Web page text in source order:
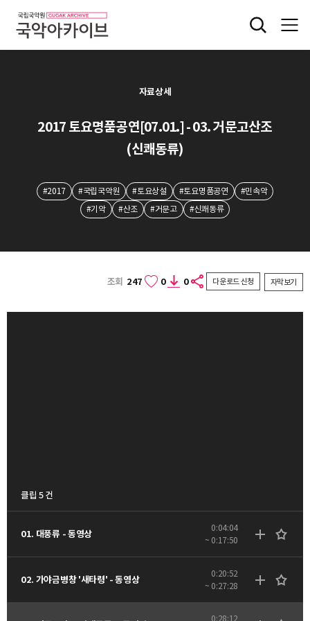
자료상세
2017 토요명품공연[07.01.] - 03. 거문고산조
(신쾌동류)
#2017 #국립국악원 #토요상설 #토요명품공연
#민속악
#기악
#산조 #거문고 #신쾌동류
조회 247 0 0 다운로드 신청 자막보기
클립 5 건
01. 대풍류 - 동영상
0:04:04
~ 0:17:50
02. 가야금병창 '새타령' - 동영상
0:20:52
~ 0:27:28
0:28:12